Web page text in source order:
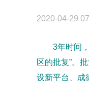
2020-04-29
3年时间
区的批复”。
设新平台、成